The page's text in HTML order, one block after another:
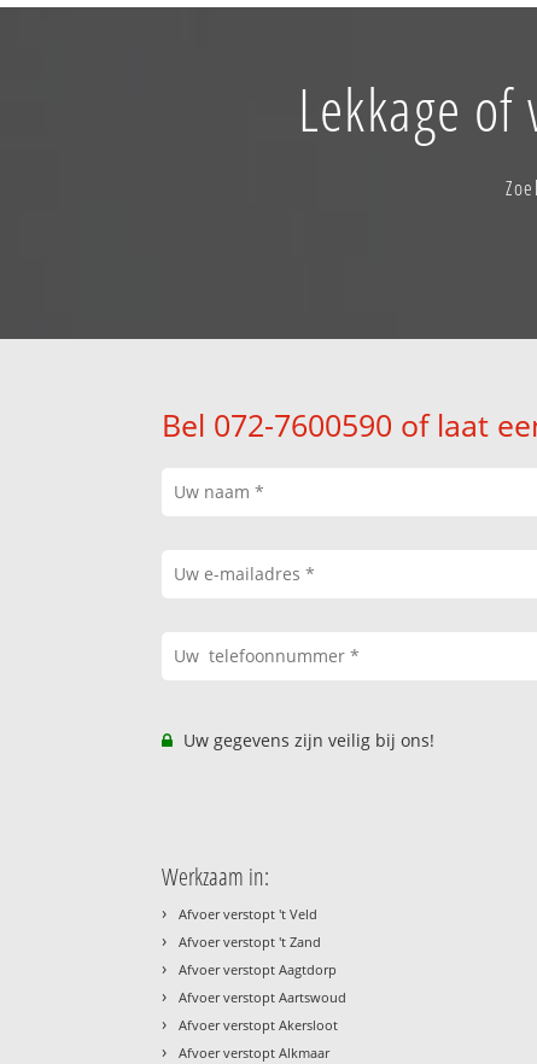
Lekkage
Bel 072-7600590 of laat
Uw gegevens zijn veilig bij ons!
Werkzaam in:
› Afvoer verstopt 't Veld
› Afvoer verstopt 't Zand
› Afvoer verstopt Aagtdorp
› Afvoer verstopt Aartswoud
› Afvoer verstopt Akersloot
› Afvoer verstopt Alkmaar